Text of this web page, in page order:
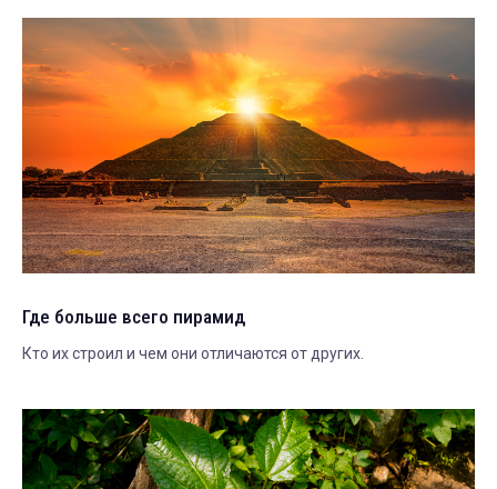
Где больше всего пирамид
Кто их строил и чем они отличаются от других.